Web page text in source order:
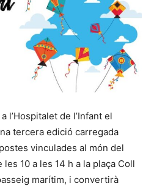
l’Hospitalet de l’Infant el
tercera edició carregada
vinculades al món del
10 a les 14 h a la plaça Coll
marítim, i convertirà